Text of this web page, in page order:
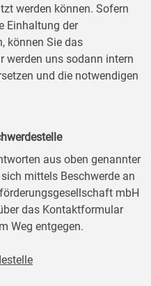
werden können. Sofern
Einhaltung der
können Sie das
werden uns sodann intern
und die notwendigen
aus oben genannter
mittels Beschwerde an
mbH
das Kontaktformular
Weg entgegen.